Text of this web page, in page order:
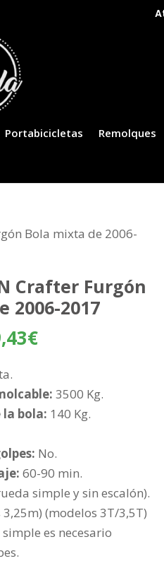
Portabicicletas Remolques
Bola mixta de 2006-
Crafter Furgón
2006-2017
€Rango
desde
353,93€
429,43€
3500 Kg.
bola: 140 Kg.
No.
60-90 min.
simple y sin escalón).
(modelos 3T/3,5T)
es necesario